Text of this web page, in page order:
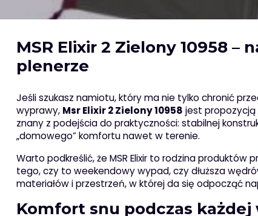
MSR Elixir 2 Zielony 10958
plenerze
Jeśli szukasz namiotu, który ma nie tylko chronić
wyprawy, Msr Elixir 2 Zielony 10958 jest propozycją
znany z podejścia do praktyczności: stabilnej
„domowego” komfortu nawet w terenie.
Warto podkreślić, że MSR Elixir to rodzina
tego, czy to weekendowy wypad, czy dłuższa
materiałów i przestrzeń, w której da się odpocząć
Komfort snu podczas